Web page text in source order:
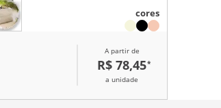
lateral para facilitar o transporte.
cores
A partir de
R$ 78,45*
a unidade